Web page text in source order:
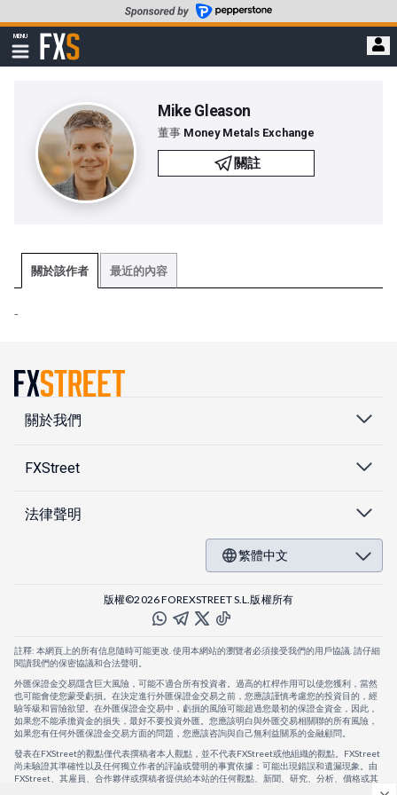
至
要
MENU
顯
示
FXStreet
Mike Gleason
董事 Money Metals Exchange
關註
關於該作者 最近的內容
-
關於我們
FXStreet
法律聲明
繁體中文
版權©2026 FOREXSTREET S.L.版權所有
註釋: 本網頁上的所有信息隨時可能更改. 使用本網站的瀏覽者必須接受我們的用戶協議. 請仔細
閱讀我們的保密協議和合法聲明。
外匯保證金交易隱含巨大風險，可能不適合所有投資者。過高的杠桿作用可以使您獲利，當然
也可能會使您蒙受虧損。在決定進行外匯保證金交易之前，您應該謹慎考慮您的投資目的，經
驗等級和冒險欲望。在外匯保證金交易中，虧損的風險可能超過您最初的保證金資金，因此，
如果您不能承擔資金的損失，最好不要投資外匯。您應該明白與外匯交易相關聯的所有風險，
如果您有任何外匯保證金交易方面的問題，您應該咨詢與自己無利益關系的金融顧問。
發表在FXStreet的觀點僅代表撰稿者本人觀點，並不代表FXStreet或他組織的觀點。FXStreet
尚未驗證其準確性以及任何獨立作者的評論或聲明的事實依據：可能出現錯誤和遺漏現象。由
FXStreet、其雇員、合作夥伴或撰稿者提供給本站的任何觀點、新聞、研究、分析、價格或其